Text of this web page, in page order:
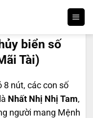
biển số
Tài)
8 nút, các con số
Nhất Nhị Nhị Tam,
người mang Mệnh